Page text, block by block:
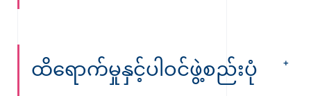
ထိရောက်မှုနှင့်ပါဝင်ဖွဲ့စည်းပုံ